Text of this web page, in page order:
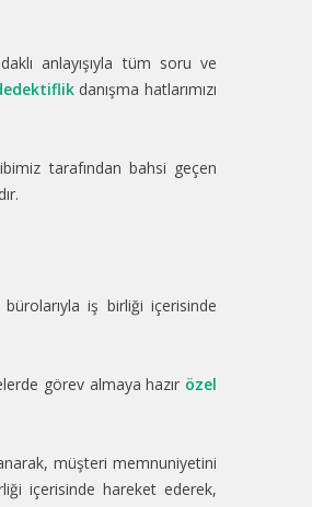
anlayışıyla tüm soru ve
danışma hatlarımızı
tarafından bahsi geçen
bürolarıyla iş birliği içerisinde
görev almaya hazır özel
müşteri memnuniyetini
içerisinde hareket ederek,